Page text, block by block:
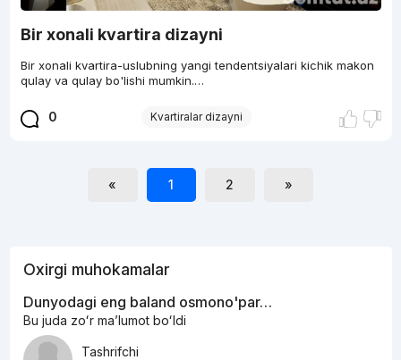
Bir xonali kvartira dizayni
Bir xonali kvartira-uslubning yangi tendentsiyalari kichik makon
qulay va qulay bo'lishi mumkin.…
0 Kvartiralar dizayni
« 1 2 »
Oxirgi muhokamalar
Dunyodagi eng baland osmono'par…
Bu juda zoʻr maʼlumot boʻldi
Tashrifchi